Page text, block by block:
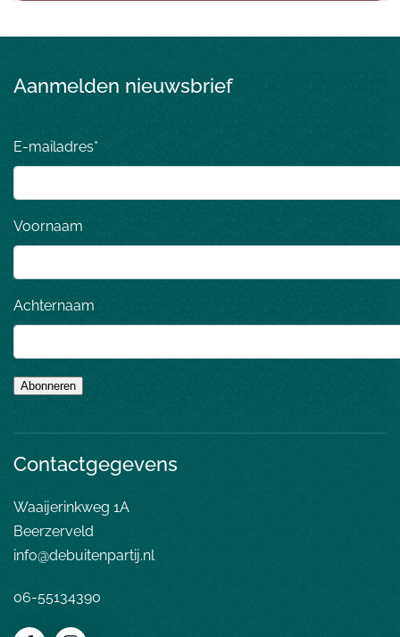
Aanmelden nieuwsbrief
E-mailadres*
Voornaam
Achternaam
Abonneren
Contactgegevens
Waaijerinkweg 1A
Beerzerveld
info@debuitenpartij.nl
06-55134390